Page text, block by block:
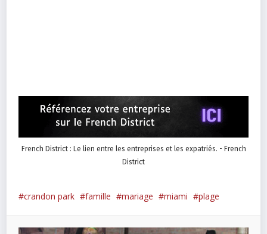
French District : Le lien entre les entreprises et les expatriés. - French
District
crandon park famille mariage miami plage